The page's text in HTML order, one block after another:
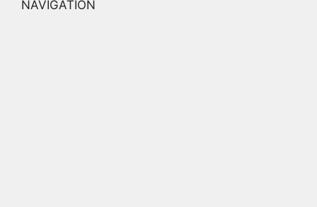
NAVIGATION